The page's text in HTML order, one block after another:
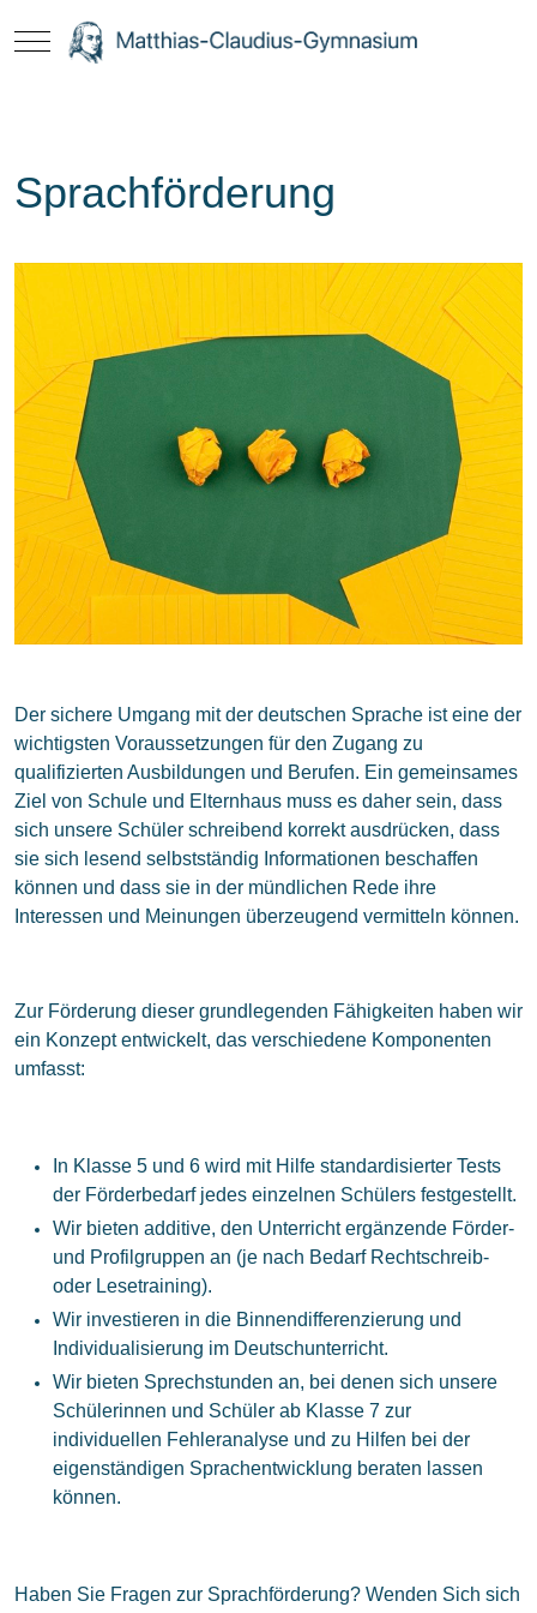
Mobile Menu Toggle
Sprachförderung
Der sichere Umgang mit der deutschen Sprache ist eine der
wichtigsten Voraussetzungen für den Zugang zu
qualifizierten Ausbildungen und Berufen. Ein gemeinsames
Ziel von Schule und Elternhaus muss es daher sein, dass
sich unsere Schüler schreibend korrekt ausdrücken, dass
sie sich lesend selbstständig Informationen beschaffen
können und dass sie in der mündlichen Rede ihre
Interessen und Meinungen überzeugend vermitteln können.
Zur Förderung dieser grundlegenden Fähigkeiten haben wir
ein Konzept entwickelt, das verschiedene Komponenten
umfasst:
In Klasse 5 und 6 wird mit Hilfe standardisierter Tests
der Förderbedarf jedes einzelnen Schülers festgestellt.
Wir bieten additive, den Unterricht ergänzende Förder-
und Profilgruppen an (je nach Bedarf Rechtschreib-
oder Lesetraining).
Wir investieren in die Binnendifferenzierung und
Individualisierung im Deutschunterricht.
Wir bieten Sprechstunden an, bei denen sich unsere
Schülerinnen und Schüler ab Klasse 7 zur
individuellen Fehleranalyse und zu Hilfen bei der
eigenständigen Sprachentwicklung beraten lassen
können.
Haben Sie Fragen zur Sprachförderung? Wenden Sich sich